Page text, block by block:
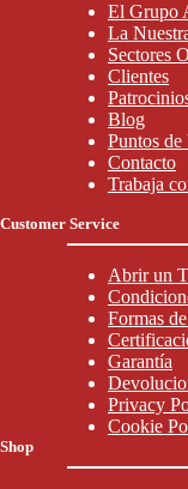
El Grupo
La
Sectores
Clientes
Blog
Puntos de
Contacto
Trabaja
Customer Service
Abrir un
Formas
Garantía
Privacy
Cookie
Shop